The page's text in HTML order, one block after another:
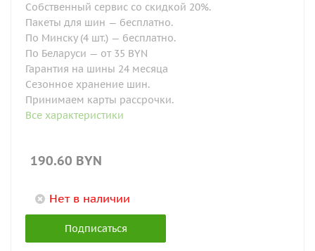
Собственный сервис со скидкой 20%.
Пакеты для шин — бесплатно.
По Минску (4 шт.) — бесплатно.
По Беларуси — от 35 BYN
Гарантия на шины 24 месяца
Сезонное хранение шин.
Принимаем карты рассрочки.
Все характеристики
190.60 BYN
Нет в наличии
Подписаться